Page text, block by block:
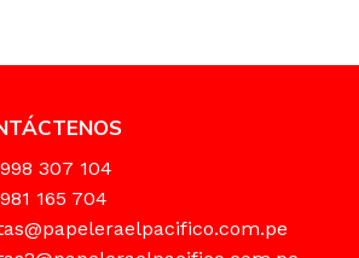
307 104
165 704